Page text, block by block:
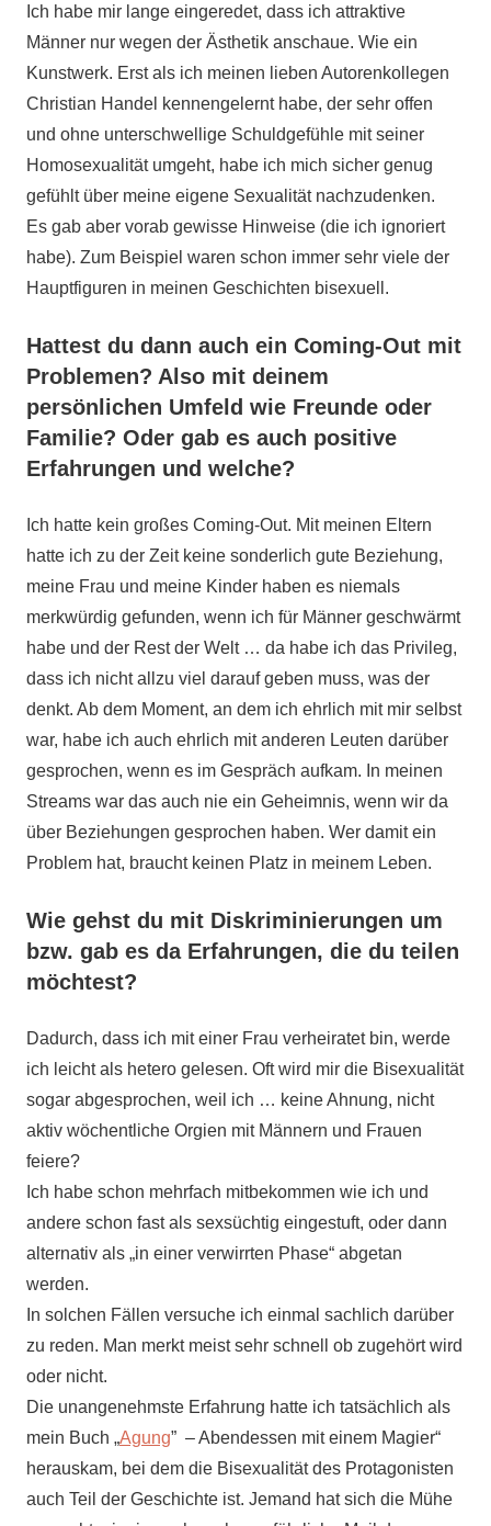
Ich habe mir lange eingeredet, dass ich attraktive
Männer nur wegen der Ästhetik anschaue. Wie ein
Kunstwerk. Erst als ich meinen lieben Autorenkollegen
Christian Handel kennengelernt habe, der sehr offen
und ohne unterschwellige Schuldgefühle mit seiner
Homosexualität umgeht, habe ich mich sicher genug
gefühlt über meine eigene Sexualität nachzudenken.
Es gab aber vorab gewisse Hinweise (die ich ignoriert
habe). Zum Beispiel waren schon immer sehr viele der
Hauptfiguren in meinen Geschichten bisexuell.
Hattest du dann auch ein Coming-Out mit
Problemen? Also mit deinem
persönlichen Umfeld wie Freunde oder
Familie? Oder gab es auch positive
Erfahrungen und welche?
Ich hatte kein großes Coming-Out. Mit meinen Eltern
hatte ich zu der Zeit keine sonderlich gute Beziehung,
meine Frau und meine Kinder haben es niemals
merkwürdig gefunden, wenn ich für Männer geschwärmt
habe und der Rest der Welt … da habe ich das Privileg,
dass ich nicht allzu viel darauf geben muss, was der
denkt. Ab dem Moment, an dem ich ehrlich mit mir selbst
war, habe ich auch ehrlich mit anderen Leuten darüber
gesprochen, wenn es im Gespräch aufkam. In meinen
Streams war das auch nie ein Geheimnis, wenn wir da
über Beziehungen gesprochen haben. Wer damit ein
Problem hat, braucht keinen Platz in meinem Leben.
Wie gehst du mit Diskriminierungen um
bzw. gab es da Erfahrungen, die du teilen
möchtest?
Dadurch, dass ich mit einer Frau verheiratet bin, werde
ich leicht als hetero gelesen. Oft wird mir die Bisexualität
sogar abgesprochen, weil ich … keine Ahnung, nicht
aktiv wöchentliche Orgien mit Männern und Frauen
feiere?
Ich habe schon mehrfach mitbekommen wie ich und
andere schon fast als sexsüchtig eingestuft, oder dann
alternativ als „in einer verwirrten Phase“ abgetan
werden.
In solchen Fällen versuche ich einmal sachlich darüber
zu reden. Man merkt meist sehr schnell ob zugehört wird
oder nicht.
Die unangenehmste Erfahrung hatte ich tatsächlich als
mein Buch „Agung” – Abendessen mit einem Magier“
herauskam, bei dem die Bisexualität des Protagonisten
auch Teil der Geschichte ist. Jemand hat sich die Mühe